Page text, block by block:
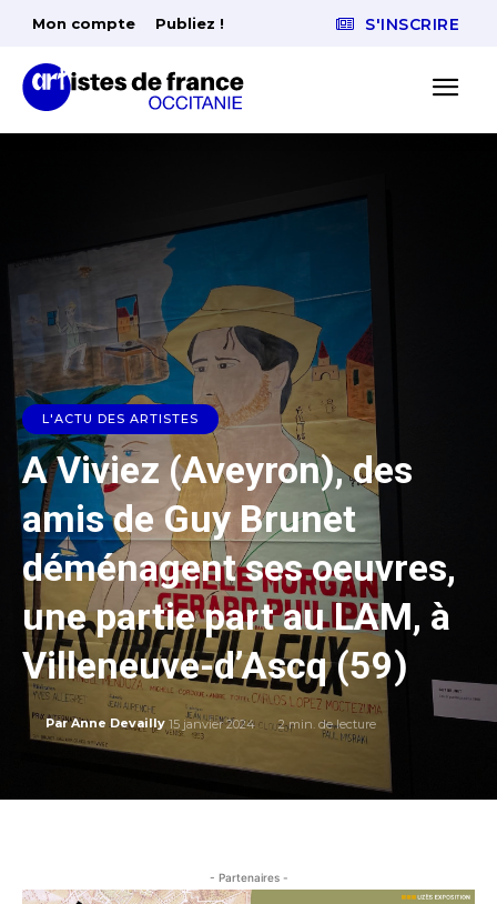
Mon compte Publiez ! S'INSCRIRE
L'ACTU DES ARTISTES
A Viviez (Aveyron), des
amis de Guy Brunet
déménagent ses oeuvres,
une partie part au LAM, à
Villeneuve-d’Ascq (59)
Par Anne Devailly 15 janvier 2024 2min. de lecture
- Partenaires -